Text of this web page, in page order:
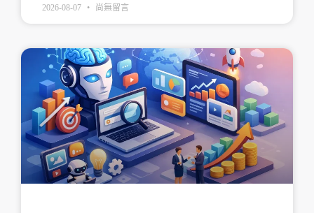
2026-08-07 尚無留言